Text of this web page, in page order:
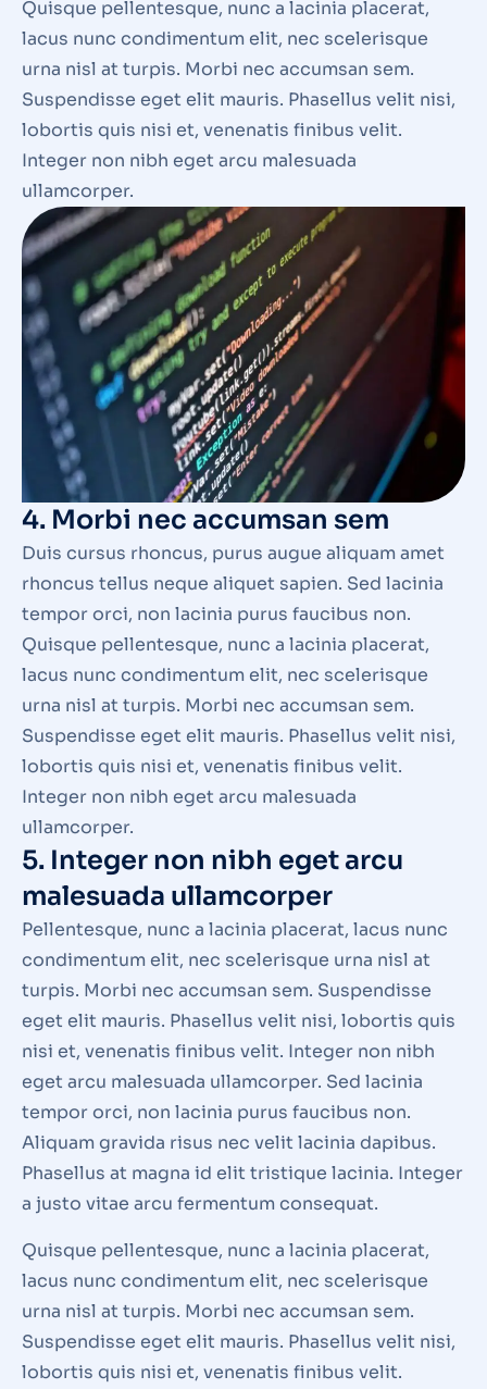
Quisque pellentesque, nunc a lacinia placerat,
lacus nunc condimentum elit, nec scelerisque
urna nisl at turpis. Morbi nec accumsan sem.
Suspendisse eget elit mauris. Phasellus velit nisi,
lobortis quis nisi et, venenatis finibus velit.
Integer non nibh eget arcu malesuada
ullamcorper.
4. Morbi nec accumsan sem
Duis cursus rhoncus, purus augue aliquam amet
rhoncus tellus neque aliquet sapien. Sed lacinia
tempor orci, non lacinia purus faucibus non.
Quisque pellentesque, nunc a lacinia placerat,
lacus nunc condimentum elit, nec scelerisque
urna nisl at turpis. Morbi nec accumsan sem.
Suspendisse eget elit mauris. Phasellus velit nisi,
lobortis quis nisi et, venenatis finibus velit.
Integer non nibh eget arcu malesuada
ullamcorper.
5. Integer non nibh eget arcu
malesuada ullamcorper
Pellentesque, nunc a lacinia placerat, lacus nunc
condimentum elit, nec scelerisque urna nisl at
turpis. Morbi nec accumsan sem. Suspendisse
eget elit mauris. Phasellus velit nisi, lobortis quis
nisi et, venenatis finibus velit. Integer non nibh
eget arcu malesuada ullamcorper. Sed lacinia
tempor orci, non lacinia purus faucibus non.
Aliquam gravida risus nec velit lacinia dapibus.
Phasellus at magna id elit tristique lacinia. Integer
a justo vitae arcu fermentum consequat.
Quisque pellentesque, nunc a lacinia placerat,
lacus nunc condimentum elit, nec scelerisque
urna nisl at turpis. Morbi nec accumsan sem.
Suspendisse eget elit mauris. Phasellus velit nisi,
lobortis quis nisi et, venenatis finibus velit.